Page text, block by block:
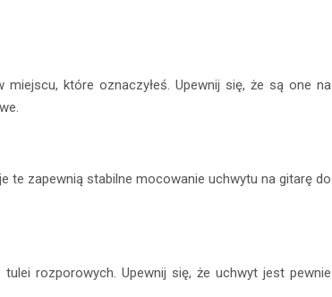
które oznaczyłeś. Upewnij się, że są one na
te zapewnią stabilne mocowanie uchwytu na gitarę do
rozporowych. Upewnij się, że uchwyt jest pewnie